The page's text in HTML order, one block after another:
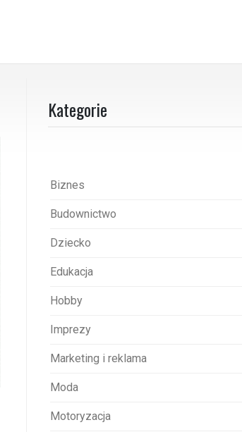
Kategorie
Biznes
Budownictwo
Dziecko
Edukacja
Hobby
Imprezy
Marketing i reklama
Moda
Motoryzacja